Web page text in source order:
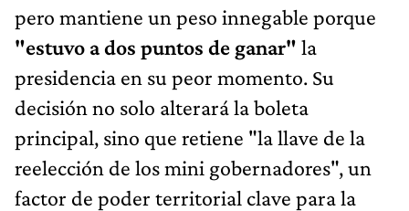
pero mantiene un peso innegable porque
"estuvo a dos puntos de ganar" la
presidencia en su peor momento. Su
decisión no solo alterará la boleta
principal, sino que retiene "la llave de la
reelección de los mini gobernadores", un
factor de poder territorial clave para la